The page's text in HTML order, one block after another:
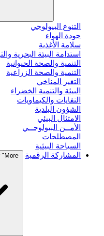
التنوع البيولوجي
جودة الهواء
سلامة الأغذية
استدامة البيئة البحرية
التنمية والصحة الحيوانية
التنمية والصحة الزراعية
التغير المناخي
البيئة والتنمية الخضراء
النفايات والكيماويات
الشؤون البلدية
الامتثال البيئي
الأمــن البيولوجــي
المصطلحات
السياحة البيئية
المشاركة الرقمية